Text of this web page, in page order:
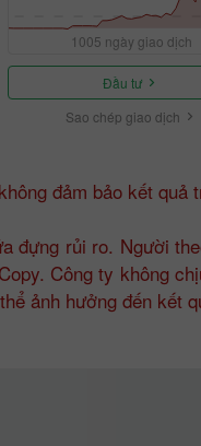
1005 ngày giao dịch
Đầu tư
Sao chép giao dịch
đảm bảo kết quả
đựng rủi ro. Người
Công ty không
ảnh hưởng đến kết